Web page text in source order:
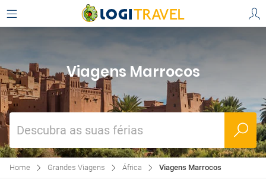
Viagens Marrocos
Descubra as suas férias
Home Grandes Viagens África Viagens Marrocos